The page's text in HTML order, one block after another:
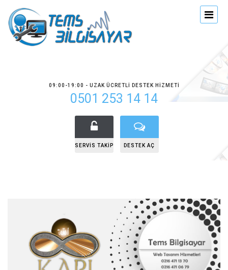
09:00-19:00 - UZAK ÜCRETLI DESTEK HIZMETI
0501 253 14 14
SERVIS TAKIP DESTEK AÇ